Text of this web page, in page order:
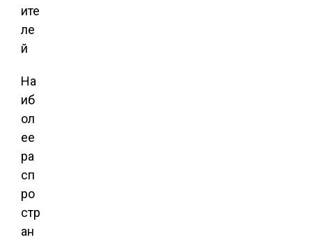
ите
ле
й
На
иб
ол
ее
ра
сп
ро
стр
ан